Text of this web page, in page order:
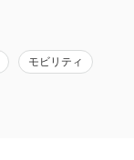
モビリティ